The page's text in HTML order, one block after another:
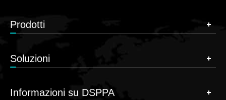
Prodotti
Soluzioni
Informazioni su DSPPA